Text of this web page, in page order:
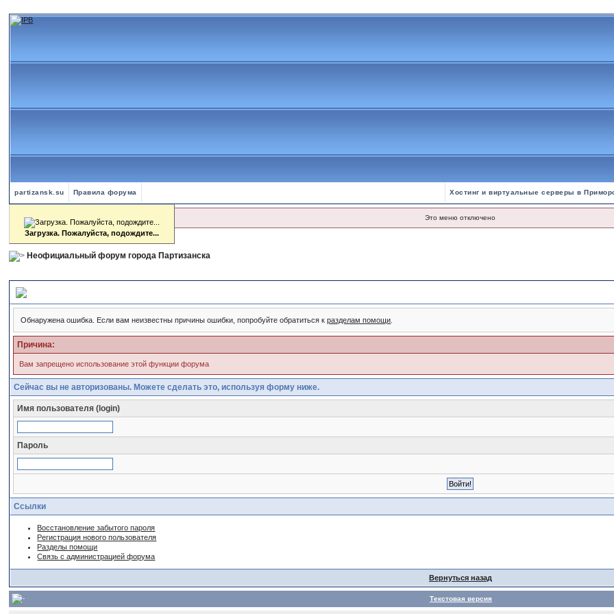
partizansk.su Правила форума Хостинг и виртуальные серверы в
Загрузка. Пожалуйста, подождите...
Это меню отключено
Форум в сети7294-й день.
Неофициальный форум города Партизанска
Обнаружена ошибка. Если вам неизвестны причины ошибки, попробуйте обратиться кразделам помощи
Причина:
Вам запрещено использование этой функции форума
Сейчас вы не авторизованы. Можете сделать это, используя форму ниже.
Имя пользователя (login)
Пароль
Ссылки
Восстановление забытого пароля
Регистрация нового пользователя
Разделы помощи
Связь с администрацией форума
Вернуться назад
Текстовая версия